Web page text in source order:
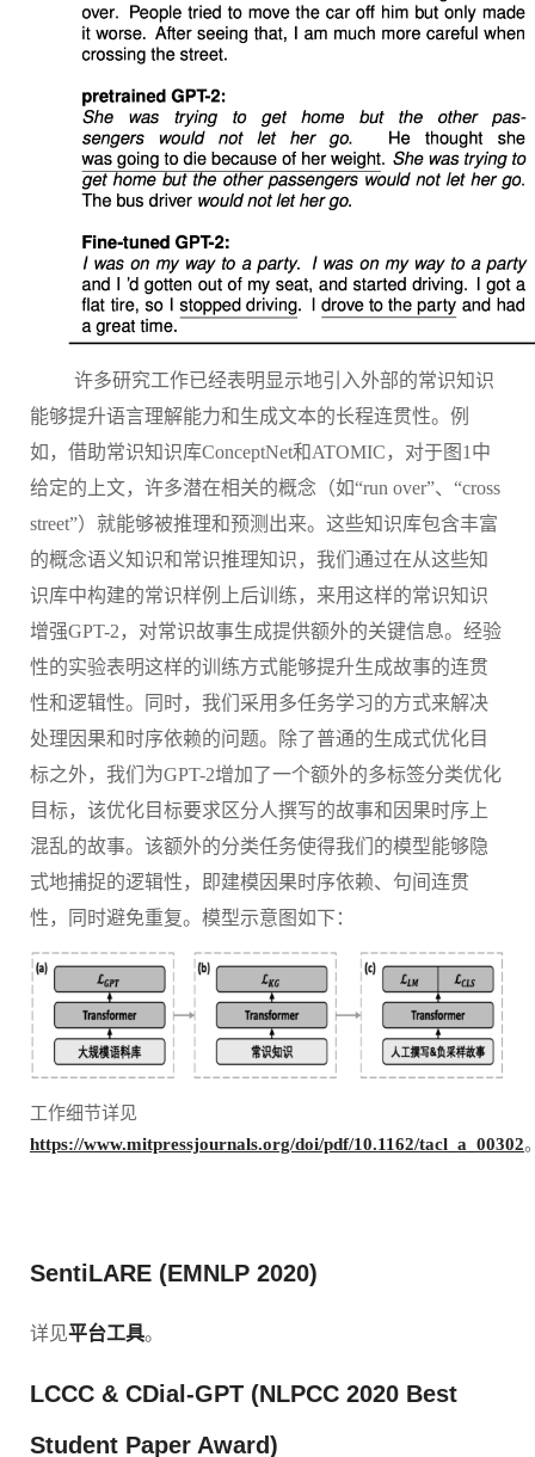
许多研究工作已经表明显示地引入外部的常识知识
能够提升语言理解能力和生成文本的长程连贯性。例
如，借助常识知识库ConceptNet和ATOMIC ，对于图 1 中
给定的上文，许多潜在相关的概念（如“run over”、“cross
street”）就能够被推理和预测出来。这些知识库包含丰富
的概念语义知识和常识推理知识，我们通过在从这些知
识库中构建的常识样例上后训练，来用这样的常识知识
增强GPT-2 ，对常识故事生成提供额外的关键信息。经验
性的实验表明这样的训练方式能够提升生成故事的连贯
性和逻辑性。同时，我们采用多任务学习的方式来解决
处理因果和时序依赖的问题。除了普通的生成式优化目
标之外，我们为GPT-2增加了一个额外的多标签分类优化
目标，该优化目标要求区分人撰写的故事和因果时序上
混乱的故事。该额外的分类任务使得我们的模型能够隐
式地捕捉的逻辑性，即建模因果时序依赖、句间连贯
性，同时避免重复。模型示意图如下：
工作细节详见
https://www.mitpressjournals.org/doi/pdf/10.1162/tacl_a_00302
SentiLARE (EMNLP 2020)
详见平台工具。
LCCC & CDial-GPT (NLPCC 2020 Best
Student Paper Award)